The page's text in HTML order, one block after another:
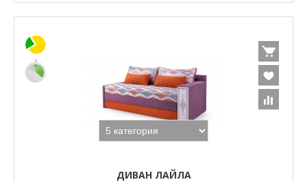
ДИВАН ЛАЙЛА